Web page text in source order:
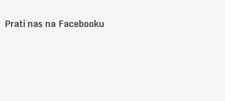
Prati nas na Facebooku